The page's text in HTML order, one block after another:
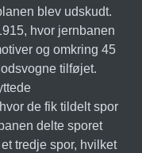
blev udskudt.
hvor jernbanen
og omkring 45
tilføjet.
de fik tildelt spor
delte sporet
tredje spor, hvilket